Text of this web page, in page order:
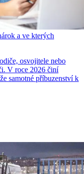
a ve kterých
osvojitele nebo
V roce 2026 činí
samotné příbuzenství k